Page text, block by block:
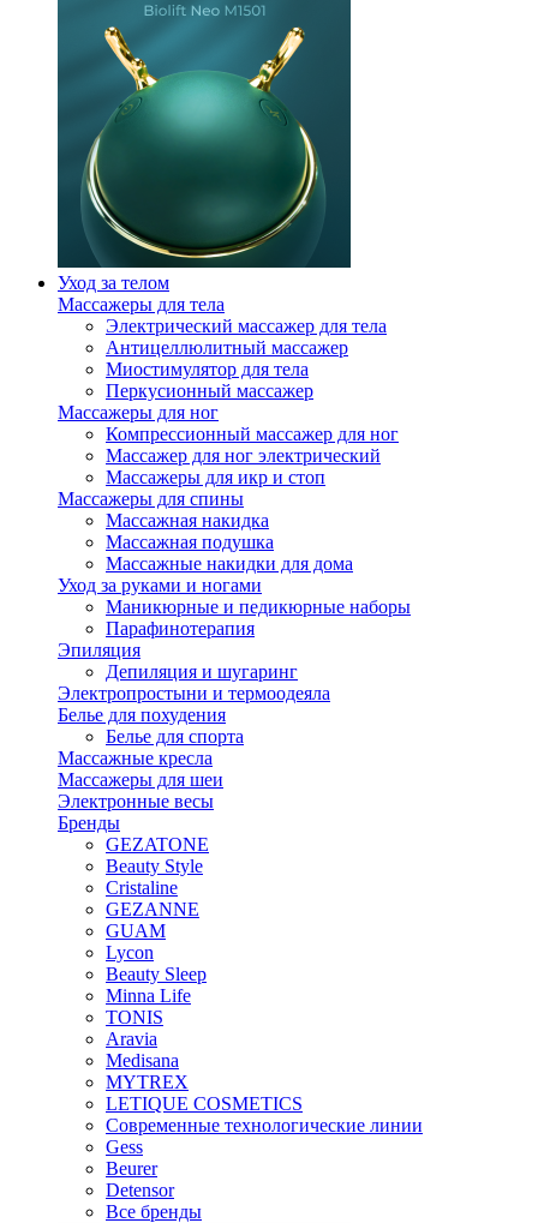
Уход за телом
Массажеры для тела
Электрический массажер для тела
Антицеллюлитный массажер
Миостимулятор для тела
Перкусионный массажер
Массажеры для ног
Компрессионный массажер для ног
Массажер для ног электрический
Массажеры для икр и стоп
Массажеры для спины
Массажная накидка
Массажная подушка
Массажные накидки для дома
Уход за руками и ногами
Маникюрные и педикюрные наборы
Парафинотерапия
Эпиляция
Депиляция и шугаринг
Электропростыни и термоодеяла
Белье для похудения
Белье для спорта
Массажные кресла
Массажеры для шеи
Электронные весы
Бренды
GEZATONE
Beauty Style
Cristaline
GEZANNE
GUAM
Lycon
Beauty Sleep
Minna Life
TONIS
Aravia
Medisana
MYTREX
LETIQUE COSMETICS
Современные технологические линии
Gess
Beurer
Detensor
Все бренды